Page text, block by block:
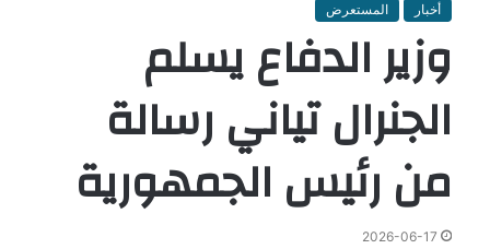
أخبار المستعرض
وزير الدفاع يسلم
الجنرال تياني رسالة
من رئيس الجمهورية
2026-06-17